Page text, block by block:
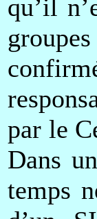
qu’il
par le
Dans
temps